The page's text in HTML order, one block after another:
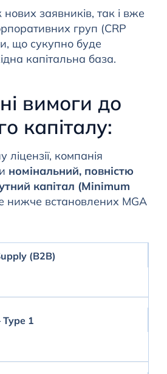
нових заявників, так і вже
груп (CRP
що сукупно буде
капітальна база.
вимоги до
капіталу:
компанія
номінальний, повністю
капітал (Minimum
нижче встановлених MGA
(B2B)
Type 1